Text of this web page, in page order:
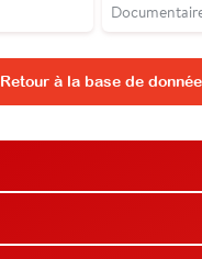
Retour à la base de